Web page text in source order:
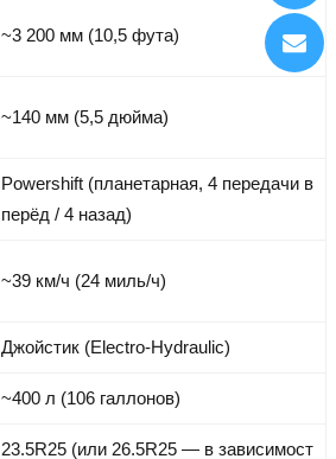
~3 200 мм (10,5 фута)
~140 мм (5,5 дюйма)
Powershift (планетарная, 4 передачи в
перёд / 4 назад)
~39 км/ч (24 миль/ч)
Джойстик (Electro-Hydraulic)
~400 л (106 галлонов)
23.5R25 (или 26.5R25 — в зависимост